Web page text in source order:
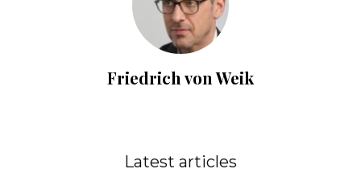
Friedrich von Weik
Latest articles